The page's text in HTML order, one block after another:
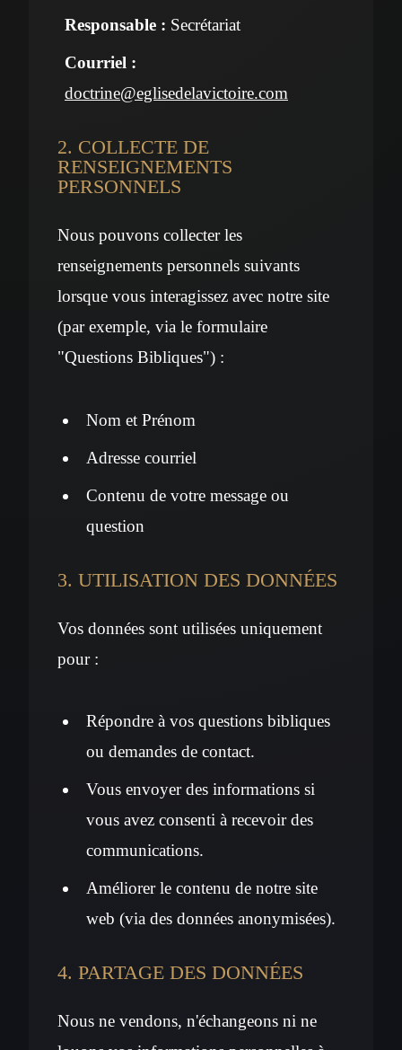
Responsable : Secrétariat
Courriel :
doctrine@eglisedelavictoire.com
2. COLLECTE DE
RENSEIGNEMENTS
PERSONNELS
Nous pouvons collecter les
renseignements personnels suivants
lorsque vous interagissez avec notre site
(par exemple, via le formulaire
"Questions Bibliques") :
Nom et Prénom
Adresse courriel
Contenu de votre message ou
question
3. UTILISATION DES DONNÉES
Vos données sont utilisées uniquement
pour :
Répondre à vos questions bibliques
ou demandes de contact.
Vous envoyer des informations si
vous avez consenti à recevoir des
communications.
Améliorer le contenu de notre site
web (via des données anonymisées).
4. PARTAGE DES DONNÉES
Nous ne vendons, n'échangeons ni ne